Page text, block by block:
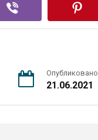
Опубликовано
21.06.2021